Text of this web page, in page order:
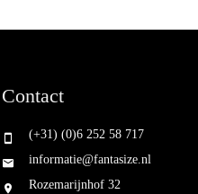
Contact
(+31) (0)6 252 58 717
informatie@fantasize.nl
Rozemarijnhof 32